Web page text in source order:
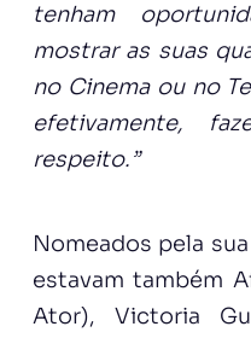
tenham
mostrar as suas
no Cinema ou no
efetivamente,
respeito.”
Nomeados pela
estavam também
Ator), Victoria